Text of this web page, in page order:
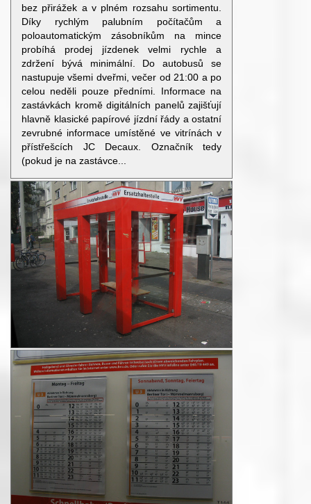
bez přirážek a v plném rozsahu sortimentu.
Díky rychlým palubním počítačům a
poloautomatickým zásobníkům na mince
probíhá prodej jízdenek velmi rychle a
zdržení bývá minimální. Do autobusů se
nastupuje všemi dveřmi, večer od 21:00 a po
celou neděli pouze předními. Informace na
zastávkách kromě digitálních panelů zajišťují
hlavně klasické papírové jízdní řády a ostatní
zevrubné informace umístěné ve vitrínách v
přístřešcích JC Decaux. Označník tedy
(pokud je na zastávce...